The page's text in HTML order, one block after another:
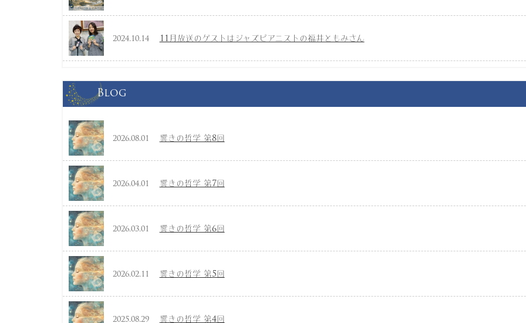
2024.10.14 11月放送のゲストはジャズピアニストの福井ともみさん
Blog
2026.08.01 響きの哲学 第8回
2026.04.01 響きの哲学 第7回
2026.03.01 響きの哲学 第6回
2026.02.11 響きの哲学 第5回
2025.08.29 響きの哲学 第4回